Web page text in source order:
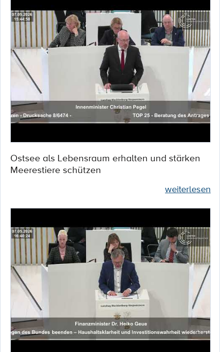
Ostsee als Lebensraum erhalten und stärken
Meerestiere schützen
weiterlesen